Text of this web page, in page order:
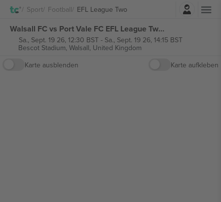
Sport Football EFL League TwoEinloggen
Walsall FC vs Port Vale FC EFL League Two tickets
Sa., Sept. 19 26, 12:30 BST- Sa., Sept. 19 26, 14:15 BST
Bescot Stadium, Walsall, United Kingdom
Karte ausblenden
Karte aufkleben